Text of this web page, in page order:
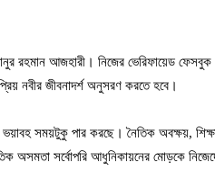
রহমান আজহারী। নিজের ভেরিফায়েড ফেসবুক
নবীর জীবনাদর্শ অনুসরণ করতে হবে।
সময়টুকু পার করছে। নৈতিক অবক্ষয়,
সর্বোপরি আধুনিকায়নের মোড়কে